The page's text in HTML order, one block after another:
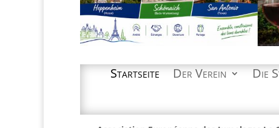
Startseite Der Verein Die